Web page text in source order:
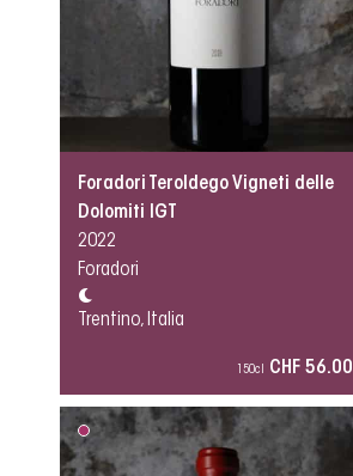
Foradori Teroldego Vigneti delle
Dolomiti IGT
2022
Foradori
Trentino, Italia
150cl CHF 56.00